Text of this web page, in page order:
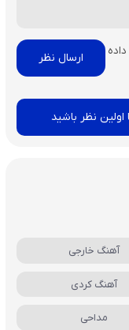
نظر باشید
آهنگ خارجی
آهنگ کردی
مداحی